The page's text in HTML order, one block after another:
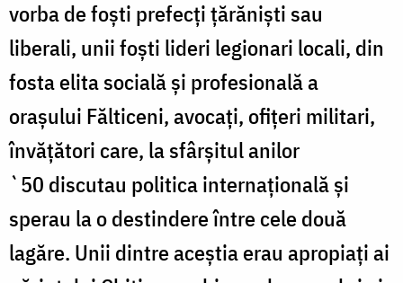
vorba de foști prefecți țărăniști sau
liberali, unii foști lideri legionari locali, din
fosta elita socială și profesională a
orașului Fălticeni, avocați, ofițeri militari,
învățători care, la sfârșitul anilor
`50 discutau politica internațională și
sperau la o destindere între cele două
lagăre. Unii dintre aceștia erau apropiați ai